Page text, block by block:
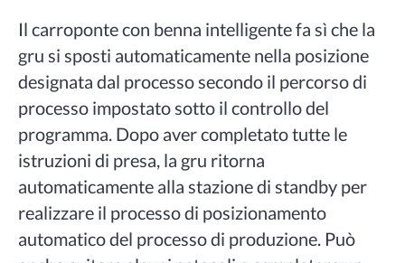
Il carroponte con benna intelligente fa sì che la
gru si sposti automaticamente nella posizione
designata dal processo secondo il percorso di
processo impostato sotto il controllo del
programma. Dopo aver completato tutte le
istruzioni di presa, la gru ritorna
automaticamente alla stazione di standby per
realizzare il processo di posizionamento
automatico del processo di produzione. Può